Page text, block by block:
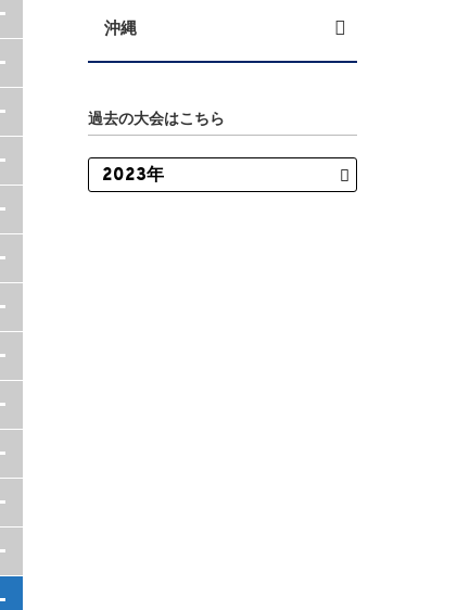
沖縄
過去の大会はこちら